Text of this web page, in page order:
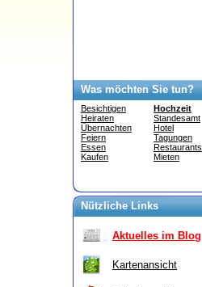
Was möchten Sie tun?
Besichtigen
Heiraten
Übernachten
Feiern
Essen
Kaufen
Hochzeit
Standesamt
Hotel
Tagungen
Restaurants
Mieten
Nützliche Links
Aktuelles im Blog
Kartenansicht